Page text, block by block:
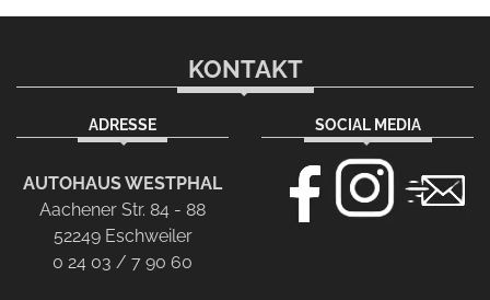
KONTAKT
ADRESSE
AUTOHAUS WESTPHAL
Aachener Str. 84 - 88
52249 Eschweiler
0 24 03 / 7 90 60
SOCIAL MEDIA